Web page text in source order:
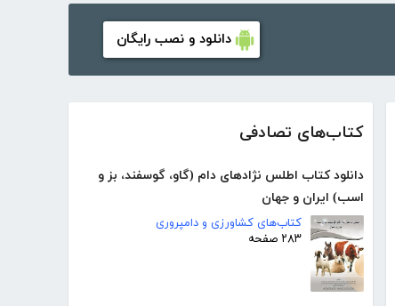
دانلود و نصب رایگان
کتاب‌های تصادفی
دانلود کتاب اطلس نژادهای دام (گاو، گوسفند، بز و
اسب) ایران و جهان
کتاب‌های کشاورزی و دامپروری
۲۸۳ صفحه